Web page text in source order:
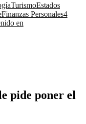
TurismoEstados
Finanzas Personales4
en
pide poner el